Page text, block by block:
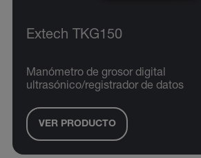
Extech TKG150
Manómetro de grosor digital
ultrasónico/registrador de datos
VER PRODUCTO